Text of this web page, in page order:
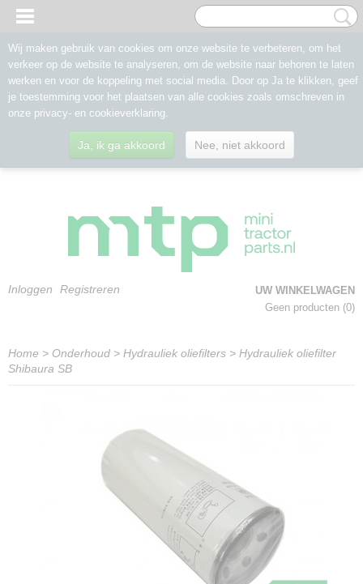
Inloggen Registreren
UW WINKELWAGEN
Geen producten (0)
Home > Onderhoud > Hydrauliek oliefilters > Hydrauliek oliefilter
Shibaura SB
Wij maken gebruik van cookies om onze website te verbeteren, om het
verkeer op de website te analyseren, om de website naar behoren te laten
werken en voor de koppeling met social media. Door op Ja te klikken, geef
je toestemming voor het plaatsen van alle cookies zoals omschreven in
onze privacy- en cookieverklaring.
Ja, ik ga akkoord Nee, niet akkoord